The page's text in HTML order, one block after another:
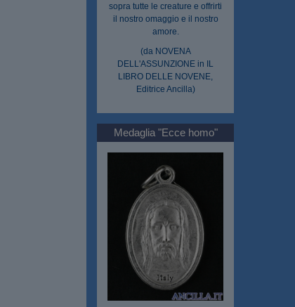
sopra tutte le creature e offrirti
il nostro omaggio e il nostro
amore.
(da NOVENA
DELL'ASSUNZIONE in IL
LIBRO DELLE NOVENE,
Editrice Ancilla)
Medaglia "Ecce homo"